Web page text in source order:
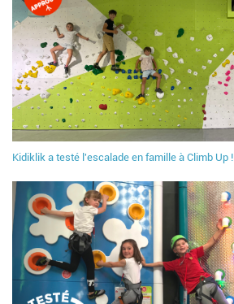
Kidiklik a testé l'escalade en famille à Climb Up !